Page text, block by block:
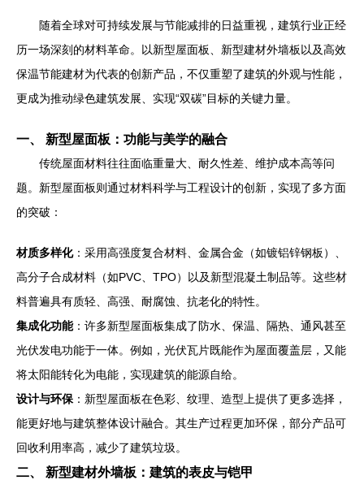
随着全球对可持续发展与节能减排的日益重视，建筑行业正经
历一场深刻的材料革命。以新型屋面板、新型建材外墙板以及高效
保温节能建材为代表的创新产品，不仅重塑了建筑的外观与性能，
更成为推动绿色建筑发展、实现“双碳”目标的关键力量。
一、 新型屋面板：功能与美学的融合
传统屋面材料往往面临重量大、耐久性差、维护成本高等问
题。新型屋面板则通过材料科学与工程设计的创新，实现了多方面
的突破：
材质多样化：采用高强度复合材料、金属合金（如镀铝锌钢板）、
高分子合成材料（如PVC、TPO）以及新型混凝土制品等。这些材
料普遍具有质轻、高强、耐腐蚀、抗老化的特性。
集成化功能：许多新型屋面板集成了防水、保温、隔热、通风甚至
光伏发电功能于一体。例如，光伏瓦片既能作为屋面覆盖层，又能
将太阳能转化为电能，实现建筑的能源自给。
设计与环保 ：新型屋面板在色彩、纹理、造型上提供了更多选择，
能更好地与建筑整体设计融合。其生产过程更加环保，部分产品可
回收利用率高，减少了建筑垃圾。
二、 新型建材外墙板：建筑的表皮与铠甲